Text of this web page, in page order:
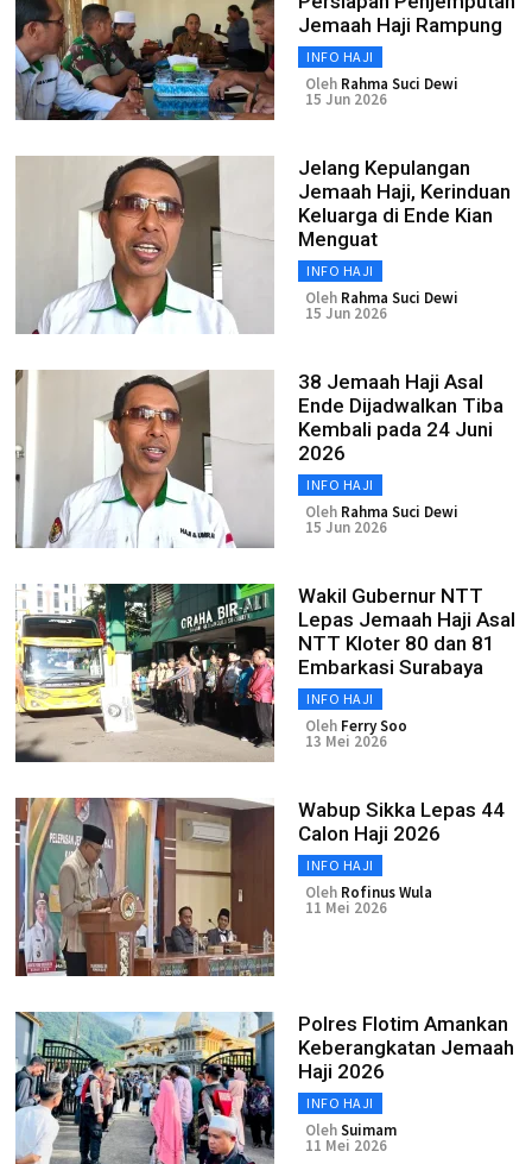
Jemaah Haji Rampung
INFO HAJI
Oleh Rahma Suci Dewi
15 Jun 2026
Jelang Kepulangan
Jemaah Haji, Kerinduan
Keluarga di Ende Kian
Menguat
INFO HAJI
Oleh Rahma Suci Dewi
15 Jun 2026
38 Jemaah Haji Asal
Ende Dijadwalkan Tiba
Kembali pada 24 Juni
2026
INFO HAJI
Oleh Rahma Suci Dewi
15 Jun 2026
Wakil Gubernur NTT
Lepas Jemaah Haji Asal
NTT Kloter 80 dan 81
Embarkasi Surabaya
INFO HAJI
Oleh Ferry Soo
13 Mei 2026
Wabup Sikka Lepas 44
Calon Haji 2026
INFO HAJI
Oleh Rofinus Wula
11 Mei 2026
Polres Flotim Amankan
Keberangkatan Jemaah
Haji 2026
INFO HAJI
OlehSuimam
11 Mei 2026